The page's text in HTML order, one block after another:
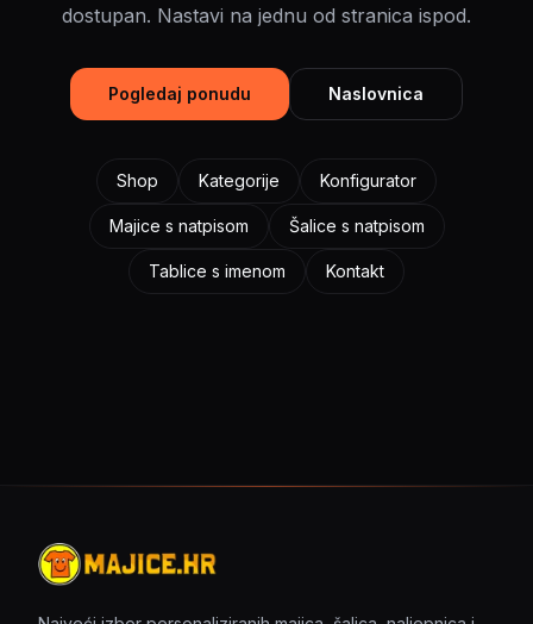
dostupan. Nastavi na jednu od stranica ispod.
Pogledaj ponudu Naslovnica
Shop Kategorije Konfigurator
Majice s natpisom Šalice s natpisom
Tablice s imenom Kontakt